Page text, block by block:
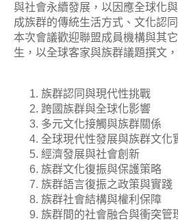
與社會永續發展，以因應全球化
成族群的傳統生活方式、文化認
本次會議歡迎聯盟成員機構與其
生，以全球客家與族群議題撰文
族群認同與現代性挑戰
跨國族群與全球化影響
多元文化接觸與族群關係
全球現代性發展與族群文化
經濟發展與社會創新
族群文化復振與保護策略
族群語言復振之政策與實踐
族群社會結構與權利保障
族群間的社會融合與衝突管